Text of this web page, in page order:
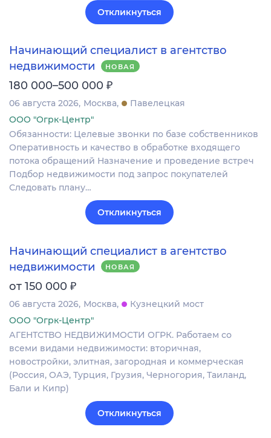
Откликнуться
Начинающий специалист в агентство
недвижимости
НОВАЯ
180 000–500 000 ₽
06 августа 2026 Москва
Павелецкая
ООО "Огрк-Центр"
Обязанности: Целевые звонки по базе собственников
Оперативность и качество в обработке входящего
потока обращений Назначение и проведение встреч
Подбор недвижимости под запрос покупателей
Следовать плану…
Откликнуться
Начинающий специалист в агентство
недвижимости
НОВАЯ
от 150 000 ₽
06 августа 2026 Москва
Кузнецкий мост
ООО "Огрк-Центр"
АГЕНТСТВО НЕДВИЖИМОСТИ ОГРК. Работаем со
всеми видами недвижимости: вторичная,
новостройки, элитная, загородная и коммерческая
(Россия, ОАЭ, Турция, Грузия, Черногория, Таиланд,
Бали и Кипр)
Откликнуться